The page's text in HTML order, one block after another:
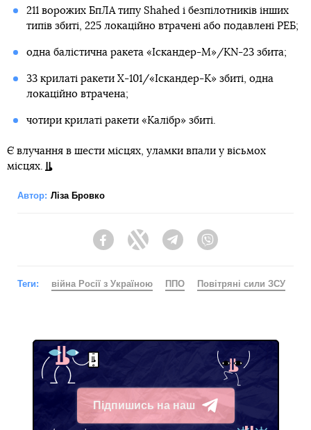
211 ворожих БпЛА типу Shahed і безпілотників інших
типів збиті, 225 локаційно втрачені або подавлені РЕБ;
одна балістична ракета «Іскандер-М»/KN-23 збита;
33 крилаті ракети Х-101/«Іскандер-К» збиті, одна
локаційно втрачена;
чотири крилаті ракети «Калібр» збиті.
Є влучання в шести місцях, уламки впали у вісьмох
місцях.
Автор: Ліза Бровко
FacebookTwitter Telegram
Теги: війна Росії з Україною ППО Повітряні сили ЗСУ
Підпишись на наш
Telegram